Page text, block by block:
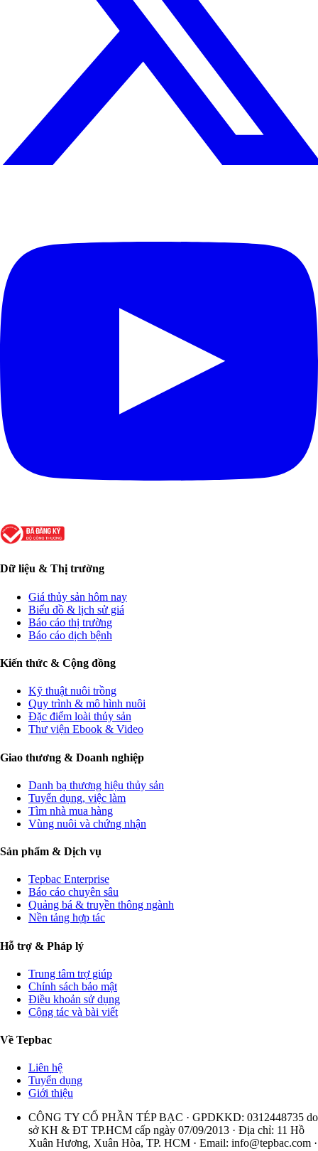
Dữ liệu & Thị trường
Giá thủy sản hôm nay
Biểu đồ & lịch sử giá
Báo cáo thị trường
Báo cáo dịch bệnh
Kiến thức & Cộng đồng
Kỹ thuật nuôi trồng
Quy trình & mô hình nuôi
Đặc điểm loài thủy sản
Thư viện Ebook & Video
Giao thương & Doanh nghiệp
Danh bạ thương hiệu thủy sản
Tuyển dụng, việc làm
Tìm nhà mua hàng
Vùng nuôi và chứng nhận
Sản phẩm & Dịch vụ
Tepbac Enterprise
Báo cáo chuyên sâu
Quảng bá & truyền thông ngành
Nền tảng hợp tác
Hỗ trợ & Pháp lý
Trung tâm trợ giúp
Chính sách bảo mật
Điều khoản sử dụng
Cộng tác và bài viết
Về Tepbac
Liên hệ
Tuyển dụng
Giới thiệu
CÔNG TY CỔ PHẦN TÉP BẠC · GPDKKD: 0312448735 do
sở KH & ĐT TP.HCM cấp ngày 07/09/2013 · Địa chỉ: 11 Hồ
Xuân Hương, Xuân Hòa, TP. HCM · Email: info@tepbac.com ·